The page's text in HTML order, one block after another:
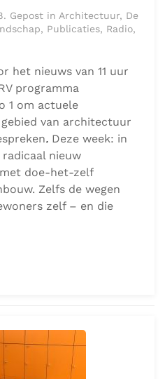
Gepost in Architectuur, De
Publicaties, Radio,
het nieuws van 11 uur
programma
1 om actuele
van architectuur
. Deze week: in
nieuw
doe-het-zelf
Zelfs de wegen
zelf – en die